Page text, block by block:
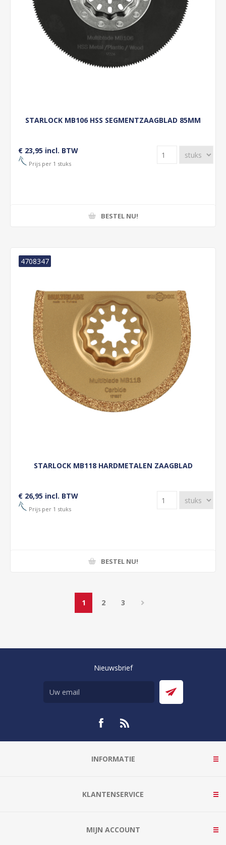
STARLOCK MB106 HSS SEGMENTZAAGBLAD 85MM
€ 23,95 incl. BTW
Prijs per 1 stuks
BESTEL NU!
STARLOCK MB118 HARDMETALEN ZAAGBLAD
4708347
€ 26,95 incl. BTW
Prijs per 1 stuks
BESTEL NU!
1 2 3
Nieuwsbrief
INFORMATIE
KLANTENSERVICE
MIJN ACCOUNT